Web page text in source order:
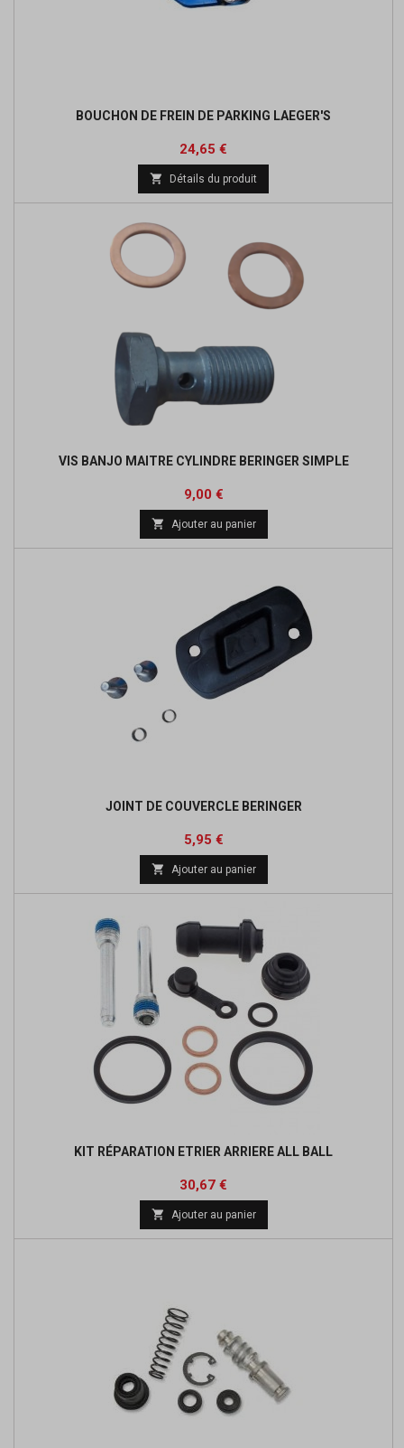
BOUCHON DE FREIN DE PARKING LAEGER'S
Prix
24,65 €
base
 Détails du produit
VIS BANJO MAITRE CYLINDRE BERINGER SIMPLE
Prix
9,00 €
 Ajouter au panier
JOINT DE COUVERCLE BERINGER
Prix
5,95 €Prix
base
 Ajouter au panier
KIT RÉPARATION ETRIER ARRIERE ALL BALL
Prix
30,67 €
base
 Ajouter au panier